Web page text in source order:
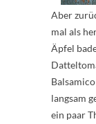
Aber
mal als
Äpfel
langsam
ein paar